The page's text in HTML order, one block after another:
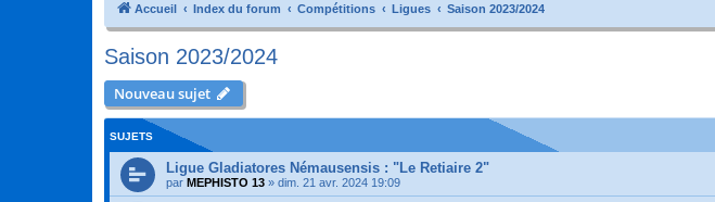
Accueil Index du forum Compétitions Ligues Saison 2023/2024
Saison 2023/2024
Nouveau sujet
SUJETS
Ligue Gladiatores Némausensis : "Le Retiaire 2"
par MEPHISTO 13 » dim. 21 avr. 2024 19:09